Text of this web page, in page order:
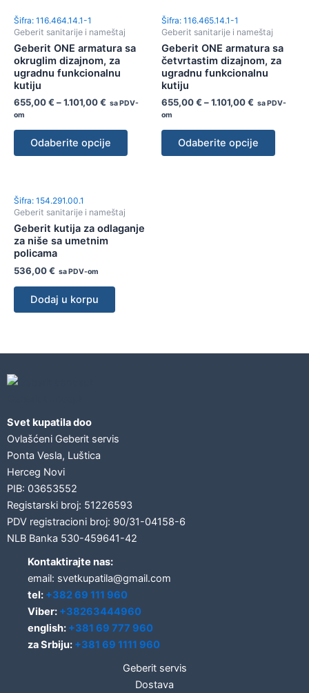
Šifra: 116.464.14.1-1
Geberit sanitarije i nameštaj
Geberit ONE armatura sa
okruglim dizajnom, za
ugradnu funkcionalnu
kutiju
655,00€ –1.101,00€ sa PDV-
om
Odaberite opcije
Šifra: 116.465.14.1-1
Geberit sanitarije i nameštaj
Geberit ONE armatura sa
četvrtastim dizajnom, za
ugradnu funkcionalnu
kutiju
655,00€ –1.101,00€ sa PDV-
om
Odaberite opcije
Šifra: 154.291.00.1
Geberit sanitarije i nameštaj
Geberit kutija za odlaganje
za niše sa umetnim
policama
536,00€ sa PDV-om
Dodaj u korpu
Svet kupatila doo
Ovlašćeni Geberit servis
Ponta Vesla, Luštica
Herceg Novi
PIB: 03653552
Registarski broj: 51226593
PDV registracioni broj: 90/31-04158-6
NLB Banka 530-459641-42
Kontaktirajte nas:
email: svetkupatila@gmail.com
tel: +382 69 111 960
Viber: +38263444960
english: +381 69 777 960
za Srbiju: +381 69 1111 960
Geberit servis
Dostava